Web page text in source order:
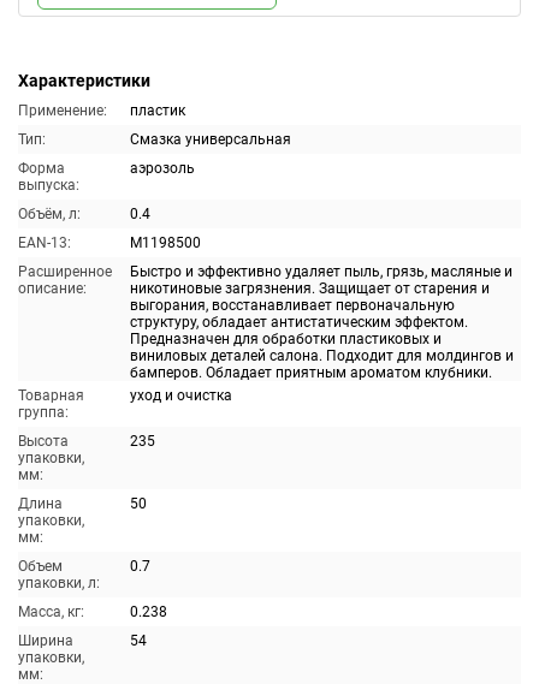
Характеристики
Применение:
пластик
Тип:
Смазка универсальная
Форма
выпуска:
аэрозоль
Объём, л:
0.4
EAN-13:
M1198500
Расширенное
описание:
Быстро и эффективно удаляет пыль, грязь, масляные и
никотиновые загрязнения. Защищает от старения и
выгорания, восстанавливает первоначальную
структуру, обладает антистатическим эффектом.
Предназначен для обработки пластиковых и
виниловых деталей салона. Подходит для молдингов и
бамперов. Обладает приятным ароматом клубники.
Товарная
группа:
уход и очистка
Высота
упаковки,
мм:
235
Длина
упаковки,
мм:
50
Объем
упаковки, л:
0.7
Масса, кг:
0.238
Ширина
упаковки,
мм:
54